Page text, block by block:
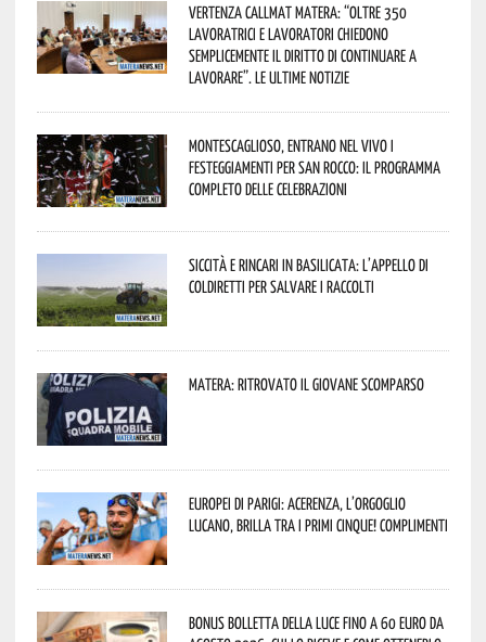
Vertenza CallMat Matera: “Oltre 350
lavoratrici e lavoratori chiedono
semplicemente il diritto di continuare a
lavorare”. Le ultime notizie
Montescaglioso, entrano nel vivo i
festeggiamenti per San Rocco: il programma
completo delle celebrazioni
Siccità e rincari in Basilicata: l’appello di
Coldiretti per salvare i raccolti
Matera: ritrovato il giovane scomparso
Europei di Parigi: Acerenza, l’orgoglio
lucano, brilla tra i primi cinque! Complimenti
Bonus bolletta della luce fino a 60 euro da